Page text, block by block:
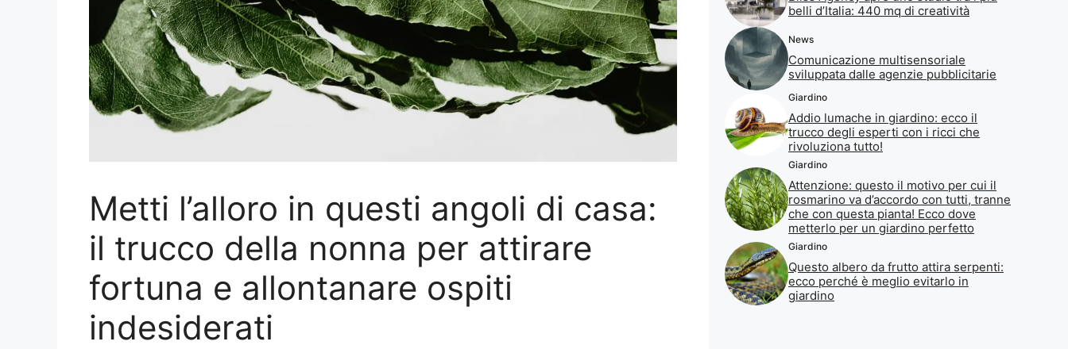
Metti l’alloro in questi angoli di casa:
il trucco della nonna per attirare
fortuna e allontanare ospiti
indesiderati
belli d’Italia: 440 mq di creatività
News
Comunicazione multisensoriale
sviluppata dalle agenzie pubblicitarie
Giardino
Addio lumache in giardino: ecco il
trucco degli esperti con i ricci che
rivoluziona tutto!
Giardino
Attenzione: questo il motivo per cui il
rosmarino va d’accordo con tutti, tranne
che con questa pianta! Ecco dove
metterlo per un giardino perfetto
Giardino
Questo albero da frutto attira serpenti:
ecco perché è meglio evitarlo in
giardino